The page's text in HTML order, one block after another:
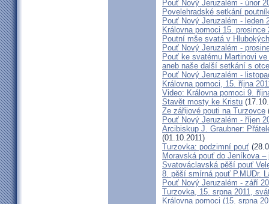
Pouť Nový Jeruzalém - únor
Povelehradské setkání
Pouť Nový Jeruzalém - leden
Královna pomoci 15. prosince
Poutní mše svatá v
Pouť Nový Jeruzalém -
Pouť ke svatému Martinovi
aneb naše další setkání s
Pouť Nový Jeruzalém -
Královna pomoci, 15. října
Video: Královna pomoci 9.
Stavět mosty ke Kristu
Ze zářijové pouti na Turzovce
Pouť Nový Jeruzalém - říjen
Arcibiskup J. Graubner:
(01.10.2011)
Turzovka: podzimní pouť
Moravská pouť do Jeníkova
Svatováclavská pěší pouť
8. pěší smírná pouť P.MUDr.
Pouť Nový Jeruzalém - září
Turzovka, 15. srpna 2011,
Královna pomoci (15. srpna